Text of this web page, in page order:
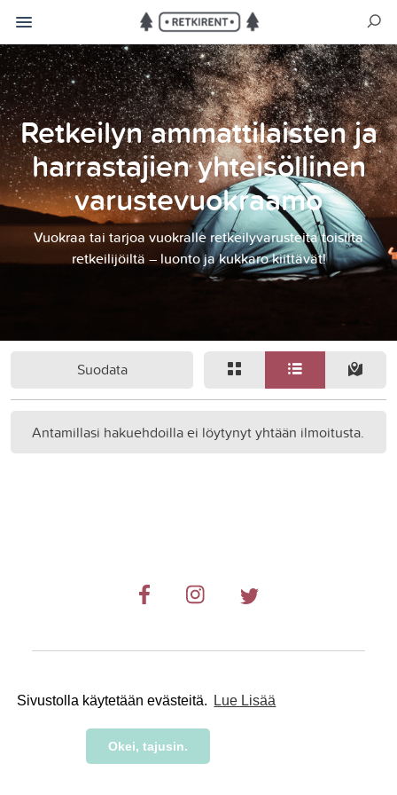
Sivustolla käytetään evästeitä. Lue Lisää
Okei, tajusin.
Retkeilyn ammattilaisten ja
harrastajien yhteisöllinen
varustevuokraamo
Vuokraa tai tarjoa vuokralle retkeilyvarusteita toisilta
retkeilijöiltä – luonto ja kukkaro kiittävät!
Suodata
Antamillasi hakuehdoilla ei löytynyt yhtään ilmoitusta.